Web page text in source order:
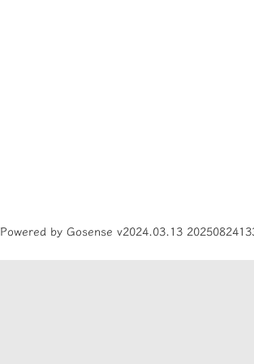
Powered by Gosense v2024.03.13